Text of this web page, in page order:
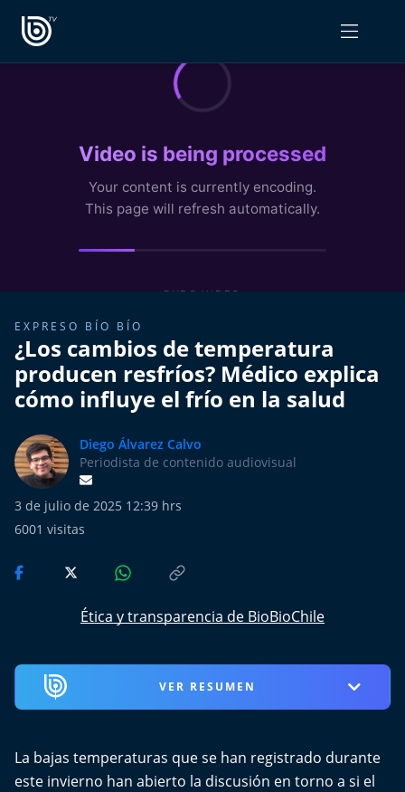
Expreso Bío Bío
Entrevistas BioBioTV
Comentarios de Tomás Mosciatti
Más de Ti Podcast
Realizadores
Retropop
Tu Mereces Ser Feliz
Cultura y Espectáculos
EXPRESO BÍO BÍO
¿Los cambios de temperatura
producen resfríos? Médico explica
cómo influye el frío en la salud
Diego Álvarez Calvo
Periodista de contenido audiovisual
3 de julio de 2025 12:39 hrs
6001 visitas
Ética y transparencia de BioBioChile
VER RESUMEN
La bajas temperaturas que se han registrado durante
este invierno han abierto la discusión en torno a si el